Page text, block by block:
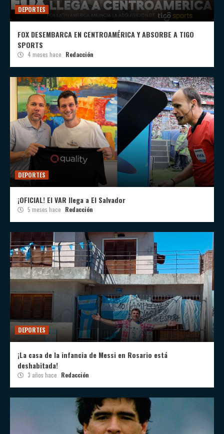
DEPORTES
FOX DESEMBARCA EN CENTROAMÉRICA Y ABSORBE A TIGO
SPORTS
4 meses hace Redacción
DEPORTES
¡OFICIAL! El VAR llega a El Salvador
5 meses hace Redacción
DEPORTES
¡La casa de la infancia de Messi en Rosario está
deshabitada!
3 años hace Redacción